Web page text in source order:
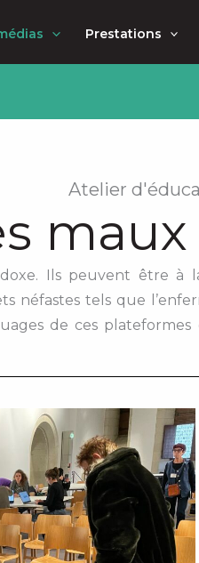
Prestations
Atelier
Ils peuvent être
néfastes tels que
de ces